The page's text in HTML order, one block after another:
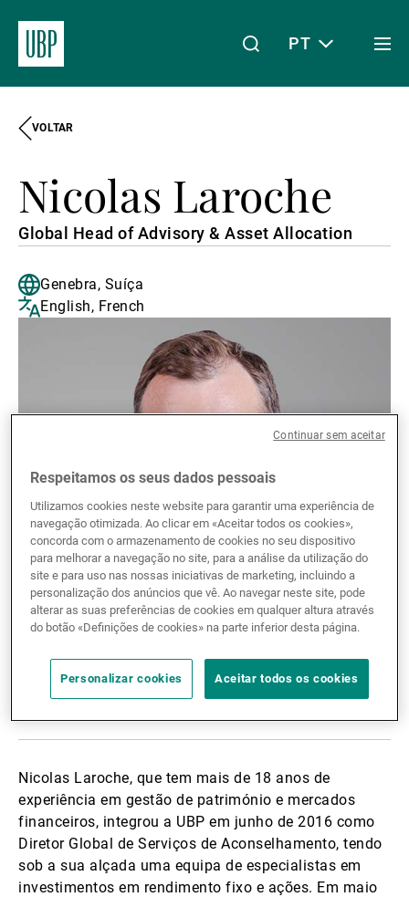
Acerca da UBP
Gestão de património
Gestão de ativos
Gestores de ativos externos
Notícias e informação
Contactos
PT
VOLTAR
Nicolas Laroche
Global Head of Advisory & Asset Allocation
Genebra, Suíça
English, French
Partilhar biografia:Partilhar
Linkedin
Twitter
Facebook
Nicolas Laroche, que tem mais de 18 anos de
experiência em gestão de património e mercados
financeiros, integrou a UBP em junho de 2016 como
Diretor Global de Serviços de Aconselhamento, tendo
sob a sua alçada uma equipa de especialistas em
investimentos em rendimento fixo e ações. Em maio
Respeitamos os seus dados pessoais
Utilizamos cookies neste website para garantir uma experiência de
navegação otimizada. Ao clicar em «Aceitar todos os cookies»,
concorda com o armazenamento de cookies no seu dispositivo
para melhorar a navegação no site, para a análise da utilização do
site e para uso nas nossas iniciativas de marketing, incluindo a
personalização dos anúncios que vê. Ao navegar neste site, pode
alterar as suas preferências de cookies em qualquer altura através
do botão «Definições de cookies» na parte inferior desta página.
Personalizar cookies Aceitar todos os cookies
Continuar sem aceitar